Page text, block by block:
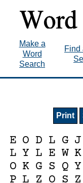
Make a
Word
Search
Find
Print
E O D L G J
L Y L E W K
O K G S Q Y
P L Z O S Z